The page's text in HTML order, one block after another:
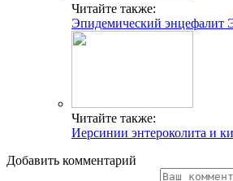
Читайте также:
Эпидемический энцефалит
Читайте также:
Иерсинии энтероколита и
Добавить комментарий